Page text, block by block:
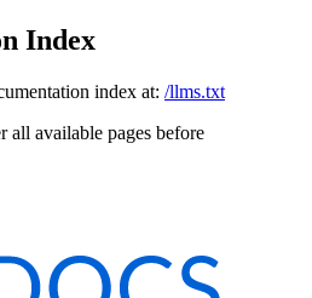
Index
index at: /llms.txt
all available pages before